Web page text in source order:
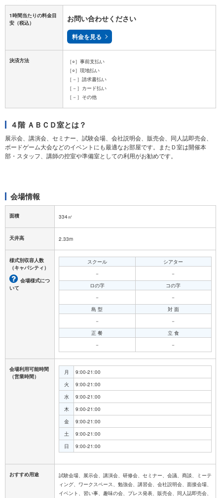
1時間当たりの料金目
安 （税込） お問い合わせください
料金を見る
決済方法
［○］事前支払い
［○］現地払い
［－］請求書払い
［－］カード払い
［－］その他
４階 ＡＢＣＤ室とは？
展示会、講演会、セミナー、試験会場、会社説明会、販売会、同人誌即売会、
ボードゲーム大会などのイベントにも最適なお部屋です。またＤ室は開催本
部・スタッフ、講師の控室や準備室としての利用がお勧めです。
会場情報
面積 334㎡
天井高 2.33m
様式別収容人数
（キャパシティ）
会場様式につ
いて
スクール
－
シアター
－
ロの字
－
コの字
－
島 型
－
対 面
－
正 餐
－
立 食
－
会場利用可能時間
（営業時間）
月
9:00-21:00
火
9:00-21:00
水
9:00-21:00
木
9:00-21:00
金
9:00-21:00
土
9:00-21:00
日
9:00-21:00
おすすめ用途
試験会場、展示会、講演会、研修会、セミナー、会議、商談、ミーテ
ィング、ワークスペース、勉強会、講習会、会社説明会、面接会場、
イベント、習い事、趣味の会、プレス発表、販売会、同人誌即売会、